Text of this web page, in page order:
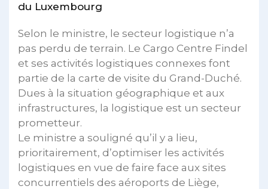
du Luxembourg
Selon le ministre, le secteur logistique n’a
pas perdu de terrain. Le Cargo Centre Findel
et ses activités logistiques connexes font
partie de la carte de visite du Grand-Duché.
Dues à la situation géographique et aux
infrastructures, la logistique est un secteur
prometteur.
Le ministre a souligné qu’il y a lieu,
prioritairement, d’optimiser les activités
logistiques en vue de faire face aux sites
concurrentiels des aéroports de Liège,